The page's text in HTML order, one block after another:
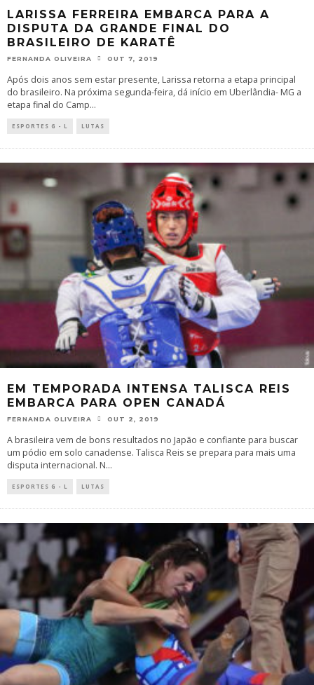
LARISSA FERREIRA EMBARCA PARA A
DISPUTA DA GRANDE FINAL DO
BRASILEIRO DE KARATÊ
FERNANDA OLIVEIRA OUT 7, 2019
Após dois anos sem estar presente, Larissa retorna a etapa principal
do brasileiro. Na próxima segunda-feira, dá início em Uberlândia- MG a
etapa final do Camp...
ESPORTES G - L LUTAS
EM TEMPORADA INTENSA TALISCA REIS
EMBARCA PARA OPEN CANADÁ
FERNANDA OLIVEIRA OUT 2, 2019
A brasileira vem de bons resultados no Japão e confiante para buscar
um pódio em solo canadense. Talisca Reis se prepara para mais uma
disputa internacional. N...
ESPORTES G - L LUTAS